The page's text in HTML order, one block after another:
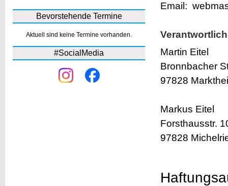
Email:
Martin Eitel
Bronnbacher
97828
Markus Eitel
Forsthausstr.
97828
Bevorstehende Termine
Aktuell sind keine Termine vorhanden.
#SocialMedia